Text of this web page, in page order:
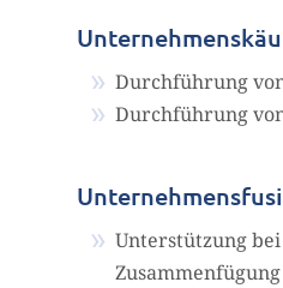
Durchführung
Durchführung
Unterstützung